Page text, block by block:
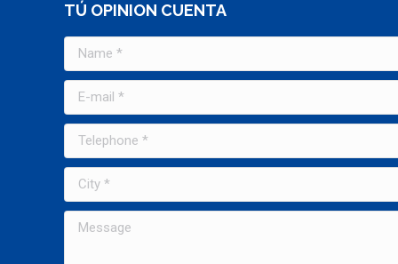
TÚ OPINION CUENTA
Name *
E-mail *
Telephone *
City *
Message